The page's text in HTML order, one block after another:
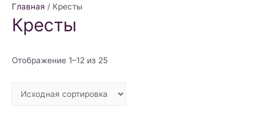
Главная / Кресты
Кресты
Отображение 1–12 из 25